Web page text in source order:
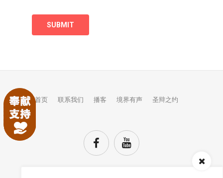
首页 联系我们 播客 境界有声 圣辩之约